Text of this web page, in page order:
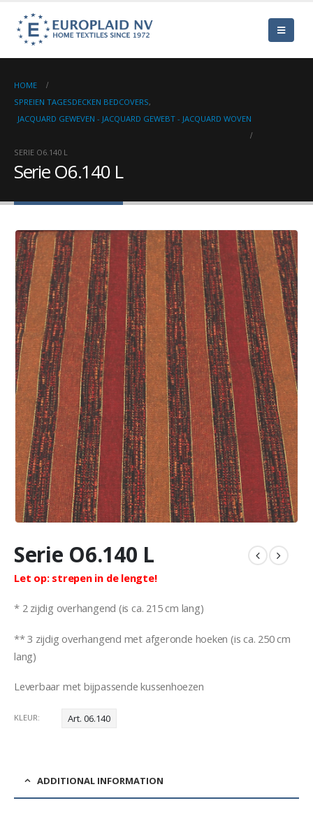
HOME
SPREIEN TAGESDECKEN BEDCOVERS,
JACQUARD GEWEVEN - JACQUARD GEWEBT - JACQUARD WOVEN
SERIE O6.140 L
Serie O6.140 L
Serie O6.140 L
Let op: strepen in de lengte!
* 2 zijdig overhangend (is ca. 215 cm lang)
** 3 zijdig overhangend met afgeronde hoeken (is ca. 250 cm
lang)
Leverbaar met bijpassende kussenhoezen
KLEUR Art. 06.140
ADDITIONAL INFORMATION